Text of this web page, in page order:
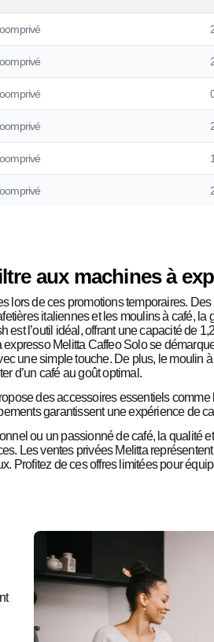
aux machines à
lors de ces promotions temporaires.
italiennes et les moulins à café, la
l’outil idéal, offrant une capacité de
Melitta Caffeo Solo se
une simple touche. De plus, le moulin
d’un café au goût optimal.
des accessoires essentiels comme
garantissent une expérience de
ou un passionné de café, la qualité
Les ventes privées Melitta
Profitez de ces offres limitées pour